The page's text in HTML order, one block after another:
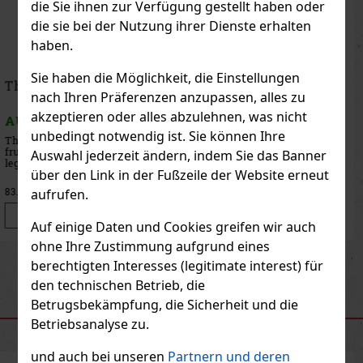
die Sie ihnen zur Verfügung gestellt haben oder
die sie bei der Nutzung ihrer Dienste erhalten
haben.
Sie haben die Möglichkeit, die Einstellungen
nach Ihren Präferenzen anzupassen, alles zu
akzeptieren oder alles abzulehnen, was nicht
unbedingt notwendig ist. Sie können Ihre
Auswahl jederzeit ändern, indem Sie das Banner
über den Link in der Fußzeile der Website erneut
aufrufen.
Auf einige Daten und Cookies greifen wir auch
ohne Ihre Zustimmung aufgrund eines
berechtigten Interesses (legitimate interest) für
den technischen Betrieb, die
Betrugsbekämpfung, die Sicherheit und die
Betriebsanalyse zu.
und auch bei unseren Partnern und deren
Thierry Mugler Angel EdP 50ml
AUF LAGER(3 st)
Thierry Mugler Angel Blush Eau de Parfum ist ein sinnlicher,
bernsteinfarbener Gourmand-Duft für Frauen, der eine neue
Interpretation des legendären Parfums Angel darstellt. Die
renommierten Parfümeure Louise Turner und Jacques Huclier
haben eine Kom
66.74 € ohne VAT
PreviousNext
EMPFOHLENE PRODUKTE